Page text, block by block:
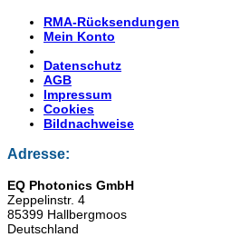
RMA-Rücksendungen
Mein Konto
Datenschutz
AGB
Impressum
Cookies
Bildnachweise
Adresse:
EQ Photonics GmbH
Zeppelinstr. 4
85399 Hallbergmoos
Deutschland